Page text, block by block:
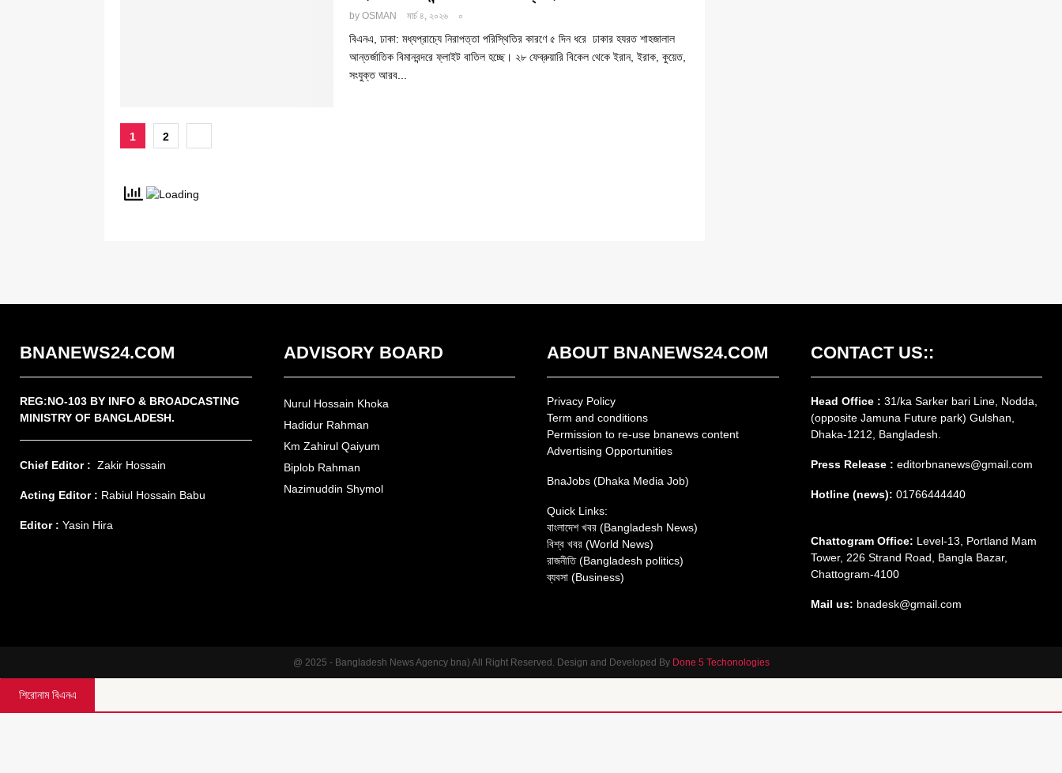
by OSMAN মার্চ ৪, ২০২৬ ০
বিএনএ, ঢাকা: মধ্যপ্রাচ্যে নিরাপত্তা পরিস্থিতির কারণে ৫ দিন ধরে ঢাকার হযরত শাহজালাল
আন্তর্জাতিক বিমানবন্দরে ফ্লাইট বাতিল হচ্ছে। ২৮ ফেব্রুয়ারি বিকেল থেকে ইরান, ইরাক, কুয়েত,
সংযুক্ত আরব...
Posts
1 2
BNANEWS24.COM
REG:NO-103 BY INFO & BROADCASTING
MINISTRY OF BANGLADESH.
Chief Editor : Zakir Hossain
Acting Editor : Rabiul Hossain Babu
Editor : Yasin Hira
ADVISORY BOARD
Nurul Hossain Khoka
Hadidur Rahman
Km Zahirul Qaiyum
Biplob Rahman
Nazimuddin Shymol
ABOUT BNANEWS24.COM
Privacy Policy
Term and conditions
Permission to re-use bnanews content
Advertising Opportunities
BnaJobs (Dhaka Media Job)
Quick Links:
বাংলাদেশ খবর (Bangladesh News)
বিশ্ব খবর (World News)
রাজনীতি (Bangladesh politics)
ব্যবসা (Business)
CONTACT US::
Head Office : 31/ka Sarker bari Line, Nodda,
(opposite Jamuna Future park) Gulshan,
Dhaka-1212, Bangladesh.
Press Release : editorbnanews@gmail.com
Hotline (news): 01766444440
Chattogram Office: Level-13, Portland Mam
Tower, 226 Strand Road, Bangla Bazar,
Chattogram-4100
Mail us: bnadesk@gmail.com
@ 2025 - Bangladesh News Agency bna) All Right Reserved. Design and Developed By Done 5 Techonologies
শিরোনাম বিএনএ